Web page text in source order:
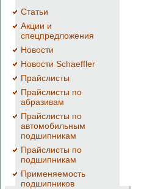
Cтатьи
Акции и
спецпредложения
Новости
Новости Schaeffler
Прайслисты
Прайслисты по
абразивам
Прайслисты по
автомобильным
подшипникам
Прайслисты по
подшипникам
Применяемость
подшипников